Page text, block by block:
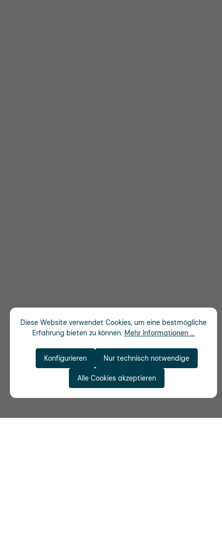
Diese Website verwendet Cookies, um eine bestmögliche
Erfahrung bieten zu können. Mehr Informationen ...
Nur technisch notwendige
Konfigurieren
Alle Cookies akzeptieren